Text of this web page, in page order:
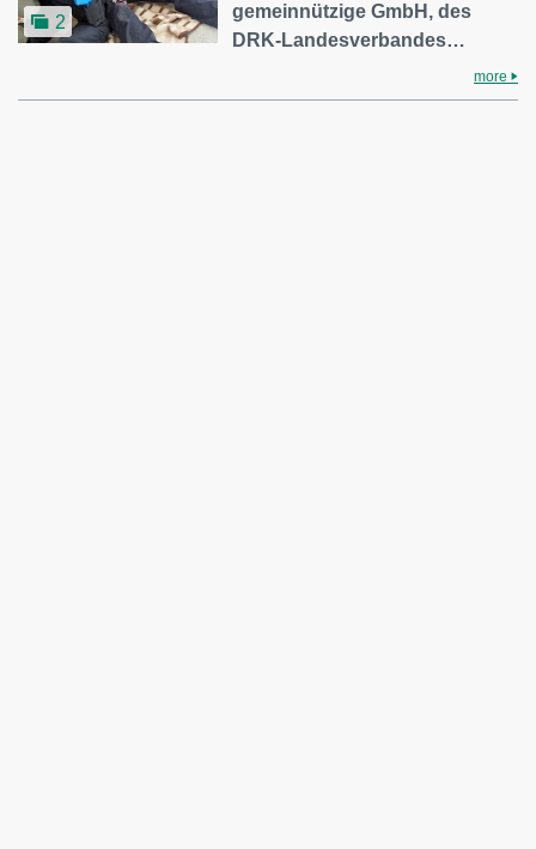
2
gemeinnützige GmbH, des
DRK-Landesverbandes…
more